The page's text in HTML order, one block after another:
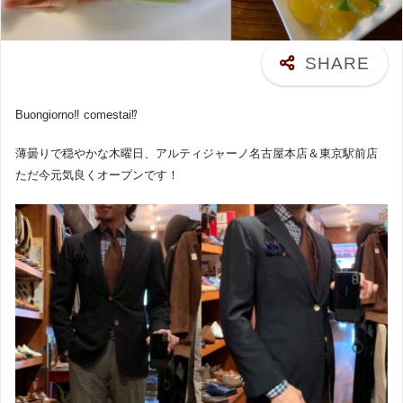
Buongiorno‼︎ comestai⁉︎
薄曇りで穏やかな木曜日、アルティジャーノ名古屋本店＆東京駅前店
ただ今元気良くオープンです！